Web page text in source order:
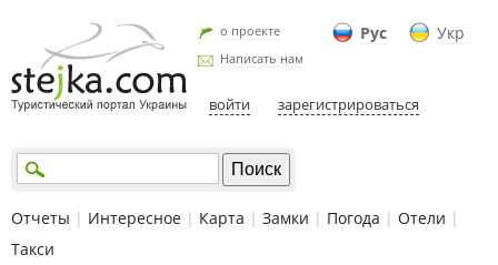
Рус Укр
о проекте
Написать нам
войти зарегистрироваться
Отчеты | Интересное | Карта | Замки | Погода | Отели |
Такси